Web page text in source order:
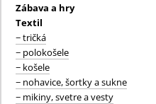
Zábava a hry
Textil
− tričká
− polokošele
− košele
− nohavice, šortky a sukne
− mikiny, svetre a vesty